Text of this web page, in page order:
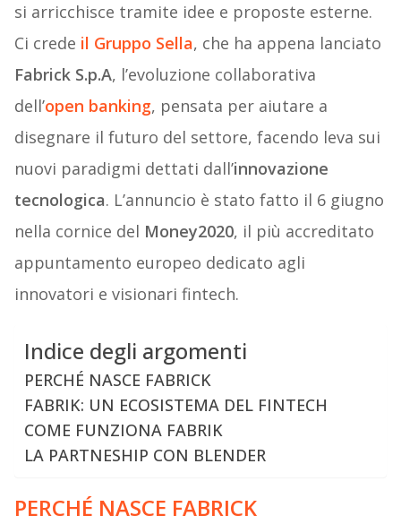
si arricchisce tramite idee e proposte esterne.
Ci crede il Gruppo Sella, che ha appena lanciato
Fabrick S.p.A, l’evoluzione collaborativa
dell’open banking, pensata per aiutare a
disegnare il futuro del settore, facendo leva sui
nuovi paradigmi dettati dall’innovazione
tecnologica. L’annuncio è stato fatto il 6 giugno
nella cornice del Money2020, il più accreditato
appuntamento europeo dedicato agli
innovatori e visionari fintech.
Indice degli argomenti
PERCHÉ NASCE FABRICK
FABRIK: UN ECOSISTEMA DEL FINTECH
COME FUNZIONA FABRIK
LA PARTNESHIP CON BLENDER
PERCHÉ NASCE FABRICK